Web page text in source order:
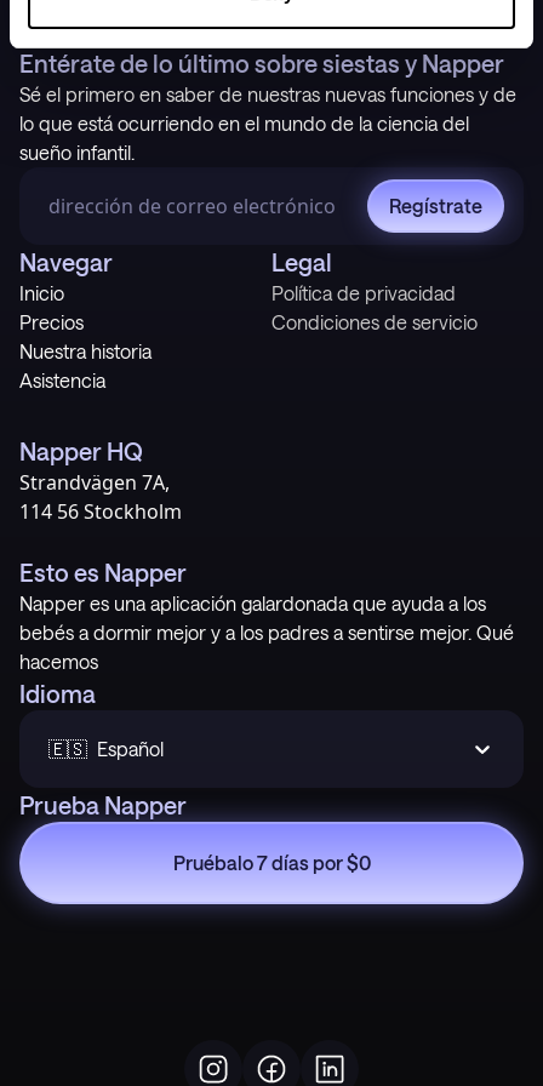
Entérate de lo último sobre siestas y Napper
Sé el primero en saber de nuestras nuevas funciones y de
lo que está ocurriendo en el mundo de la ciencia del
sueño infantil.
Regístrate
Navegar
Inicio
Precios
Nuestra historia
Asistencia
Legal
Política de privacidad
Condiciones de servicio
Napper HQ
Strandvägen 7A,
114 56 Stockholm
Esto es Napper
Napper es una aplicación galardonada que ayuda a los
bebés a dormir mejor y a los padres a sentirse mejor. Qué
hacemos
Idioma
🇪🇸  Español
Prueba Napper
Pruébalo 7 días por $0